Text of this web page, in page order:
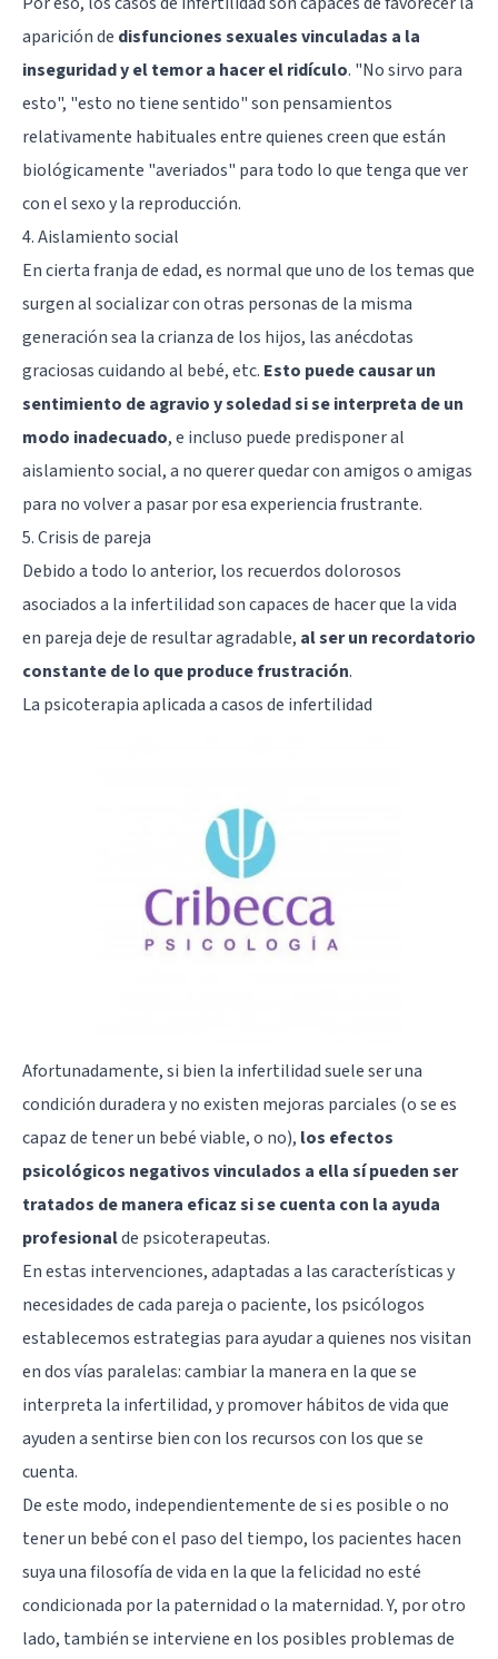
aparición de disfunciones sexuales vinculadas a la
inseguridad y el temor a hacer el ridículo. "No sirvo para
esto", "esto no tiene sentido" son pensamientos
relativamente habituales entre quienes creen que están
biológicamente "averiados" para todo lo que tenga que ver
con el sexo y la reproducción.
4. Aislamiento social
En cierta franja de edad, es normal que uno de los temas que
surgen al socializar con otras personas de la misma
generación sea la crianza de los hijos, las anécdotas
graciosas cuidando al bebé, etc. Esto puede causar un
sentimiento de agravio y soledad si se interpreta de un
modo inadecuado, e incluso puede predisponer al
aislamiento social, a no querer quedar con amigos o amigas
para no volver a pasar por esa experiencia frustrante.
5. Crisis de pareja
Debido a todo lo anterior, los recuerdos dolorosos
asociados a la infertilidad son capaces de hacer que la vida
en pareja deje de resultar agradable, al ser un recordatorio
constante de lo que produce frustración.
La psicoterapia aplicada a casos de infertilidad
Afortunadamente, si bien la infertilidad suele ser una
condición duradera y no existen mejoras parciales (o se es
capaz de tener un bebé viable, o no), los efectos
psicológicos negativos vinculados a ella sí pueden ser
tratados de manera eficaz si se cuenta con la ayuda
profesionalde psicoterapeutas.
En estas intervenciones, adaptadas a las características y
necesidades de cada pareja o paciente, los psicólogos
establecemos estrategias para ayudar a quienes nos visitan
en dos vías paralelas: cambiar la manera en la que se
interpreta la infertilidad, y promover hábitos de vida que
ayuden a sentirse bien con los recursos con los que se
cuenta.
De este modo, independientemente de si es posible o no
tener un bebé con el paso del tiempo, los pacientes hacen
suya una filosofía de vida en la que la felicidad no esté
condicionada por la paternidad o la maternidad. Y, por otro
lado, también se interviene en los posibles problemas de